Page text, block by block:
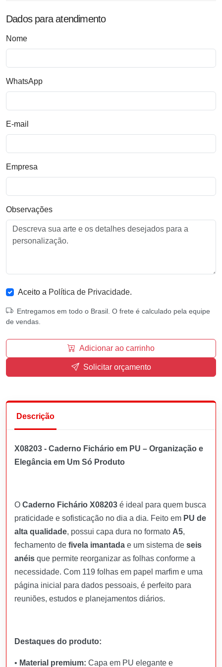
Dados para atendimento
Nome
WhatsApp
E-mail
Empresa
Observações
Aceito a Política de Privacidade.
Entregamos em todo o Brasil. O frete é calculado pela equipe
de vendas.
Adicionar ao carrinho
Solicitar orçamento
Descrição
X08203 - Caderno Fichário em PU – Organização e
Elegância em Um Só Produto
O Caderno Fichário X08203 é ideal para quem busca
praticidade e sofisticação no dia a dia. Feito em PU de
alta qualidade, possui capa dura no formato A5,
fechamento de fivela imantada e um sistema de seis
anéis que permite reorganizar as folhas conforme a
necessidade. Com 119 folhas em papel marfim e uma
página inicial para dados pessoais, é perfeito para
reuniões, estudos e planejamentos diários.
Destaques do produto:
• Material premium: Capa em PU elegante e